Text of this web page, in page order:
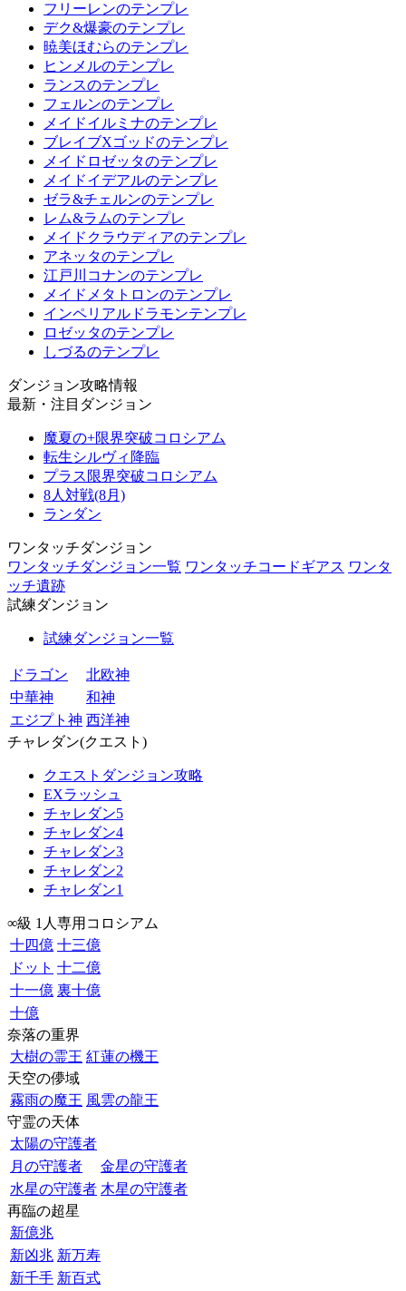
フリーレンのテンプレ
デク&爆豪のテンプレ
暁美ほむらのテンプレ
ヒンメルのテンプレ
ランスのテンプレ
フェルンのテンプレ
メイドイルミナのテンプレ
ブレイブXゴッドのテンプレ
メイドロゼッタのテンプレ
メイドイデアルのテンプレ
ゼラ&チェルンのテンプレ
レム&ラムのテンプレ
メイドクラウディアのテンプレ
アネッタのテンプレ
江戸川コナンのテンプレ
メイドメタトロンのテンプレ
インペリアルドラモンテンプレ
ロゼッタのテンプレ
しづるのテンプレ
ダンジョン攻略情報
最新・注目ダンジョン
魔夏の+限界突破コロシアム
転生シルヴィ降臨
プラス限界突破コロシアム
8人対戦(8月)
ランダン
ワンタッチダンジョン
ワンタッチダンジョン一覧 ワンタッチコードギアス ワンタ
ッチ遺跡
試練ダンジョン
試練ダンジョン一覧
ドラゴン
北欧神
中華神
和神
エジプト神 西洋神
チャレダン(クエスト)
クエストダンジョン攻略
EXラッシュ
チャレダン5
チャレダン4
チャレダン3
チャレダン2
チャレダン1
∞級 1人専用コロシアム
十四億 十三億
ドット 十二億
十一億 裏十億
十億
奈落の重界
大樹の霊王 紅蓮の機王
天空の儚域
霧雨の魔王 風雲の龍王
守霊の天体
太陽の守護者
月の守護者
金星の守護者
水星の守護者 木星の守護者
再臨の超星
新億兆
新凶兆 新万寿
新千手 新百式